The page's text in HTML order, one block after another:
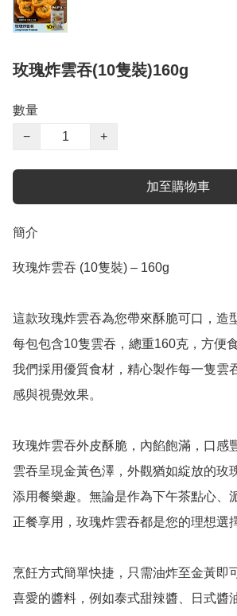
玫瑰炸雲吞(10隻裝)160g
數量
−
+
加至購物車
簡介
玫瑰炸雲吞 (10隻裝) – 160g
這款玫瑰炸雲吞為您帶來酥脆可口，造
每包包含10隻雲吞，總重160克，方便
我們採用優質食材，精心製作每一隻雲
感與視覺效果。
玫瑰炸雲吞外皮酥脆，內餡飽滿，口感
雲吞呈現金黃色澤，外觀猶如綻放的玫
添用餐樂趣。無論是作為下午茶點心、
正餐享用，玫瑰炸雲吞都是您的理想選
烹飪方式簡單快捷，只需油炸至金黃即
喜愛的醬料，例如泰式甜辣醬、日式醬